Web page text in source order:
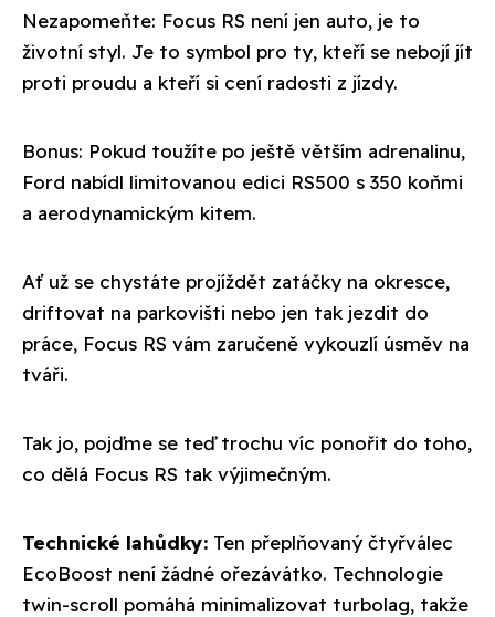
Nezapomeňte: Focus RS není jen auto, je to
životní styl. Je to symbol pro ty, kteří se nebojí jít
proti proudu a kteří si cení radosti z jízdy.
Bonus: Pokud toužíte po ještě větším adrenalinu,
Ford nabídl limitovanou edici RS500 s 350 koňmi
a aerodynamickým kitem.
Ať už se chystáte projíždět zatáčky na okresce,
driftovat na parkovišti nebo jen tak jezdit do
práce, Focus RS vám zaručeně vykouzlí úsměv na
tváři.
Tak jo, pojďme se teď trochu víc ponořit do toho,
co dělá Focus RS tak výjimečným.
Technické lahůdky: Ten přeplňovaný čtyřválec
EcoBoost není žádné ořezávátko. Technologie
twin-scroll pomáhá minimalizovat turbolag, takže